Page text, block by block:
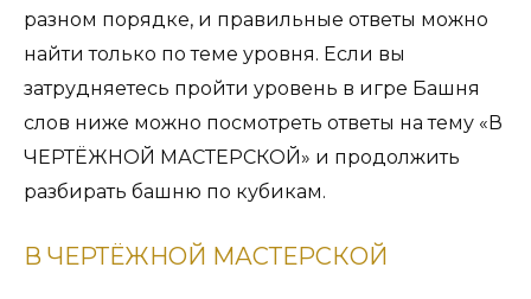
разном порядке, и правильные ответы можно
найти только по теме уровня. Если вы
затрудняетесь пройти уровень в игре Башня
слов ниже можно посмотреть ответы на тему «В
ЧЕРТЁЖНОЙ МАСТЕРСКОЙ» и продолжить
разбирать башню по кубикам.
В ЧЕРТЁЖНОЙ МАСТЕРСКОЙ